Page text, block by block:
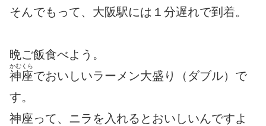
そんでもって、大阪駅には１分遅れで到着。
晩ご飯食べよう。
神座
かむくら
でおいしいラーメン大盛り（ダブル）で
す。
神座って、ニラを入れるとおいしいんですよ